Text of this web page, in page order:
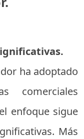
ha adoptado
comerciales
enfoque sigue
Más